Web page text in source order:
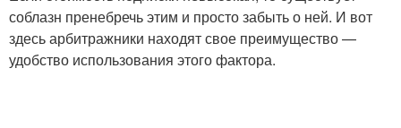
соблазн пренебречь этим и просто забыть о ней. И вот
здесь арбитражники находят свое преимущество —
удобство использования этого фактора.